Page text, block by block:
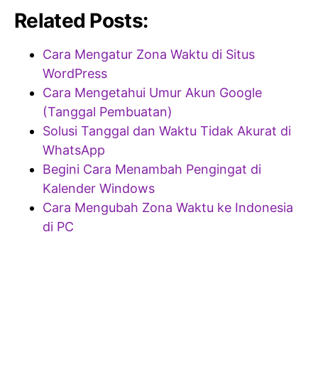
Related Posts:
Cara Mengatur Zona Waktu di Situs
WordPress
Cara Mengetahui Umur Akun Google
(Tanggal Pembuatan)
Solusi Tanggal dan Waktu Tidak Akurat di
WhatsApp
Begini Cara Menambah Pengingat di
Kalender Windows
Cara Mengubah Zona Waktu ke Indonesia
di PC